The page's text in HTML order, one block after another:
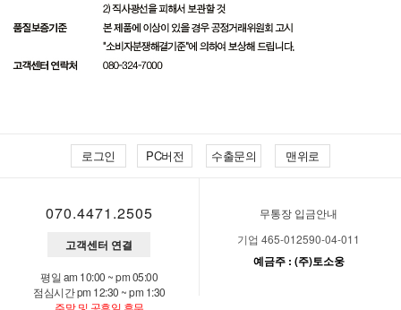
로그인 PC버전 수출문의 맨위로
070.4471.2505
고객센터 연결
평일 am 10:00 ~ pm 05:00
점심시간 pm 12:30 ~ pm 1:30
주말 및 공휴일 휴무
무통장 입금안내
기업 465-012590-04-011
예금주 : (주)토소웅